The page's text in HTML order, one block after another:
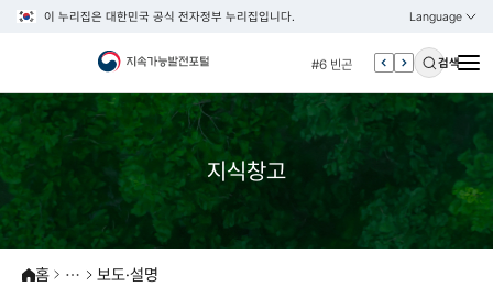
이 누리집은 대한민국 공식 전자정부 누리집입니다. Language
열기
KOREAN
ENGLISH
#6 빈곤
#7 un
#1 경제
#2 환경
검색
지식창고
홈 보도·설명